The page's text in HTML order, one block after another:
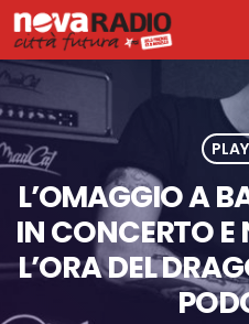
L’OMAGGIO A
IN CONCERTO
L’ORA DEL